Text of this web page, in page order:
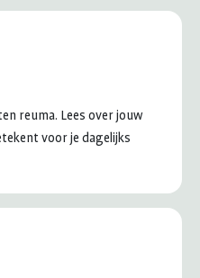
reuma. Lees over jouw
voor je dagelijks